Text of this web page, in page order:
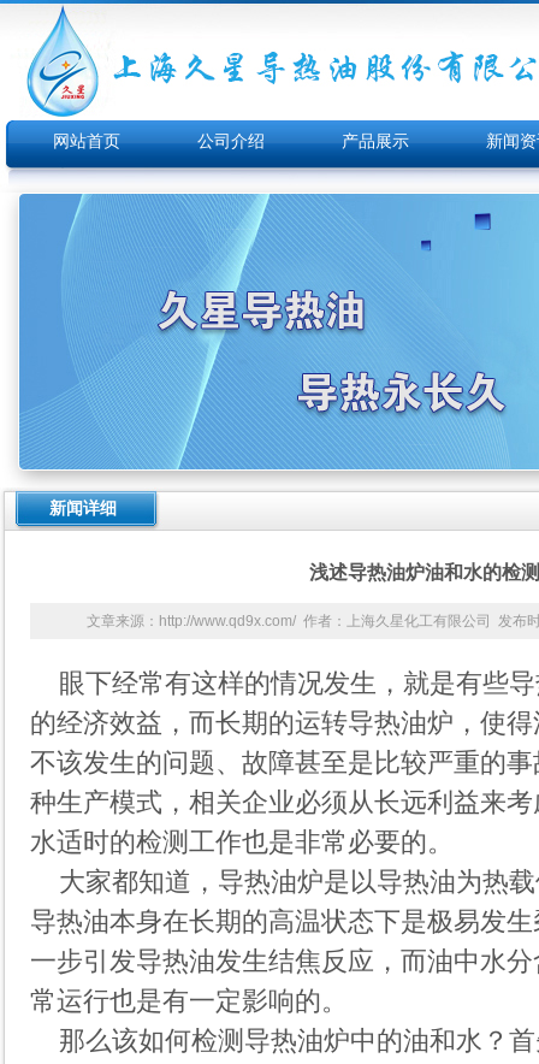
网站首页 公司介绍 产品展示 新闻
新闻详细
浅述导热油炉油和水的检
文章来源：http://www.qd9x.com/ 作者：上海久星化工有限公司 发布
眼下经常有这样的情况发生，就是有些
的经济效益，而长期的运转导热油炉，使
不该发生的问题、故障甚至是比较严重的
种生产模式，相关企业必须从长远利益来
水适时的检测工作也是非常必要的。
大家都知道，导热油炉是以导热油为热
导热油本身在长期的高温状态下是极易发
一步引发导热油发生结焦反应，而油中水
常运行也是有一定影响的。
那么该如何检测导热油炉中的油和水？